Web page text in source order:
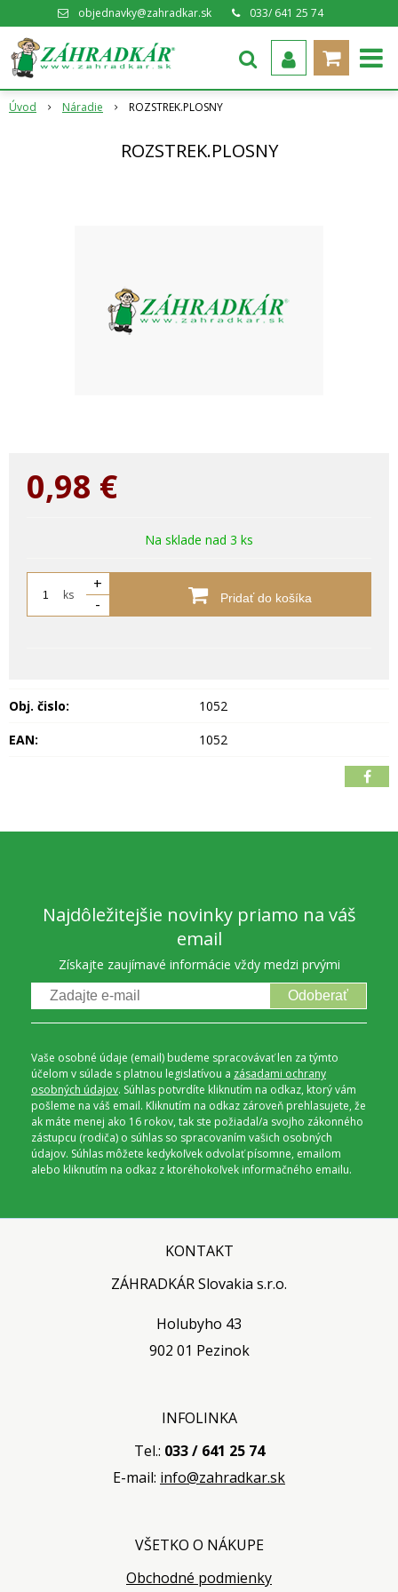
objednavky@zahradkar.sk 033/ 641 25 74
Úvod Náradie ROZSTREK.PLOSNY
ROZSTREK.PLOSNY
0,98 €
Na sklade nad 3 ks
ks
+
-
Pridať do košíka
Obj. čislo:
1052
EAN:
1052
Najdôležitejšie novinky priamo na váš
email
Získajte zaujímavé informácie vždy medzi prvými
Odoberať
Vaše osobné údaje (email) budeme spracovávať len za týmto
účelom v súlade s platnou legislatívou a zásadami ochrany
osobných údajov. Súhlas potvrdíte kliknutím na odkaz, ktorý vám
pošleme na váš email. Kliknutím na odkaz zároveň prehlasujete, že
ak máte menej ako 16 rokov, tak ste požiadal/a svojho zákonného
zástupcu (rodiča) o súhlas so spracovaním vašich osobných
údajov. Súhlas môžete kedykoľvek odvolať písomne, emailom
alebo kliknutím na odkaz z ktoréhokoľvek informačného emailu.
KONTAKT
ZÁHRADKÁR Slovakia s.r.o.
Holubyho 43
902 01 Pezinok
INFOLINKA
Tel.: 033 / 641 25 74
E-mail: info@zahradkar.sk
VŠETKO O NÁKUPE
Obchodné podmienky